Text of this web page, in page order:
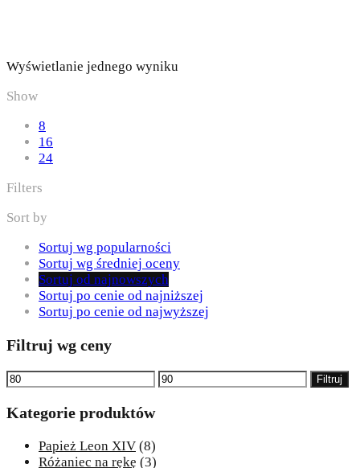
Wyświetlanie jednego wyniku
Show
8
16
24
Filters
Sort by
Sortuj wg popularności
Sortuj wg średniej oceny
Sortuj od najnowszych
Sortuj po cenie od najniższej
Sortuj po cenie od najwyższej
Filtruj wg ceny
Cena
Cena
Filtruj
Kategorie produktów
Papież Leon XIV (8)
Różaniec na rękę (3)